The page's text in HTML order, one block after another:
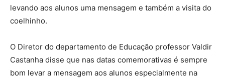
levando aos alunos uma mensagem e também a visita do
coelhinho.
O Diretor do departamento de Educação professor Valdir
Castanha disse que nas datas comemorativas é sempre
bom levar a mensagem aos alunos especialmente na